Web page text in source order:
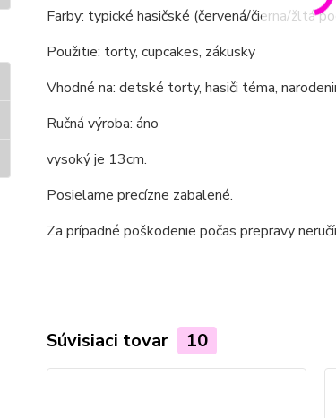
Farby: typické hasičské (červená/čierna/žltá
Použitie: torty, cupcakes, zákusky
Vhodné na: detské torty, hasiči téma,
Ručná výroba: áno
vysoký je 13cm.
Posielame precízne zabalené.
Za prípadné poškodenie počas prepravy
Súvisiaci tovar 10